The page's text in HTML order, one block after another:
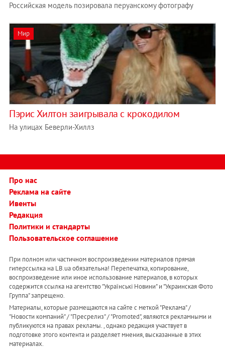
Российская модель позировала перуанскому фотографу
Мир
Пэрис Хилтон заигрывала с крокодилом
На улицах Беверли-Хиллз
Про нас
Реклама на сайте
Ивенты
Редакция
Политики и стандарты
Пользовательское соглашение
При полном или частичном воспроизведении материалов прямая
гиперссылка на LB.ua обязательна! Перепечатка, копирование,
воспроизведение или иное использование материалов, в которых
содержится ссылка на агентство "Українськi Новини" и "Украинская Фото
Группа" запрещено.
Материалы, которые размещаются на сайте с меткой "Реклама" /
"Новости компаний" / "Пресрелиз" / "Promoted", являются рекламными и
публикуются на правах рекламы. , однако редакция участвует в
подготовке этого контента и разделяет мнения, высказанные в этих
материалах.